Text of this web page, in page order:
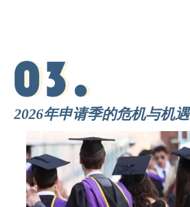
2026年申请季的危机与机遇